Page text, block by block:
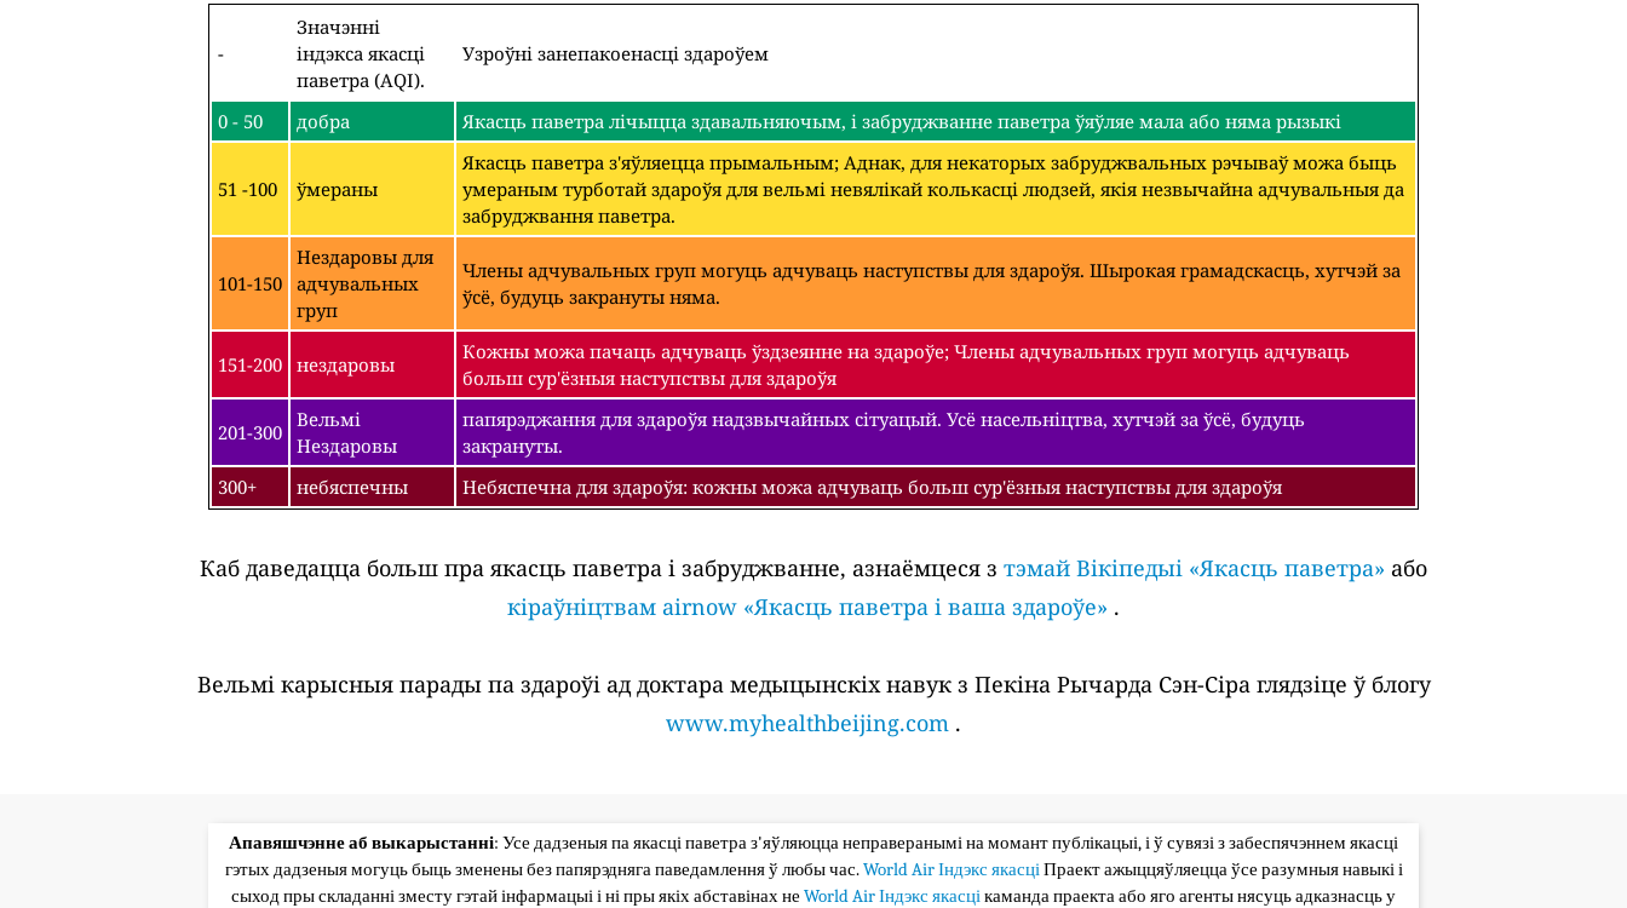
-
Значэнні
індэкса якасці
паветра (AQI).
Узроўні занепакоенасці здароўем
0 - 50 добра Якасць паветра лічыцца здавальняючым, і забруджванне паветра ўяўляе мала або няма рызыкі
51 -100 ўмераны
Якасць паветра з'яўляецца прымальным; Аднак, для некаторых забруджвальных рэчываў можа быць
умераным турботай здароўя для вельмі невялікай колькасці людзей, якія незвычайна адчувальныя да
забруджвання паветра.
101-150
Нездаровы для
адчувальных
груп
Члены адчувальных груп могуць адчуваць наступствы для здароўя. Шырокая грамадскасць, хутчэй за
ўсё, будуць закрануты няма.
151-200 нездаровы
Кожны можа пачаць адчуваць ўздзеянне на здароўе; Члены адчувальных груп могуць адчуваць
больш сур'ёзныя наступствы для здароўя
201-300
Вельмі
Нездаровы
папярэджання для здароўя надзвычайных сітуацый. Усё насельніцтва, хутчэй за ўсё, будуць
закрануты.
300+
небяспечны Небяспечна для здароўя: кожны можа адчуваць больш сур'ёзныя наступствы для здароўя
Каб даведацца больш пра якасць паветра і забруджванне, азнаёмцеся з тэмай Вікіпедыі «Якасць паветра» або
кіраўніцтвам airnow «Якасць паветра і ваша здароўе» .
Вельмі карысныя парады па здароўі ад доктара медыцынскіх навук з Пекіна Рычарда Сэн-Сіра глядзіце ў блогу
www.myhealthbeijing.com .
Апавяшчэнне аб выкарыстанні: Усе дадзеныя па якасці паветра з'яўляюцца неправеранымі на момант публікацыі, і ў сувязі з забеспячэннем якасці
гэтых дадзеныя могуць быць зменены без папярэдняга паведамлення ў любы час.World Air Індэкс якасціПраект ажыццяўляецца ўсе разумныя навыкі і
сыход пры складанні зместу гэтай інфармацыі і ні пры якіх абставінах не World Air Індэкс якасцікаманда праекта або яго агенты нясуць адказнасць у